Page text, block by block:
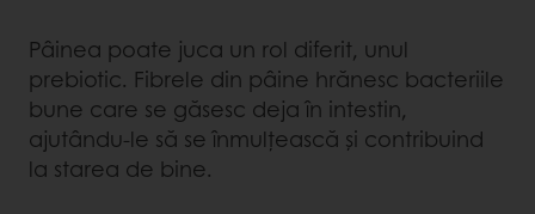
Pâinea poate juca un rol diferit, unul
prebiotic. Fibrele din pâine hrănesc bacteriile
bune care se găsesc deja în intestin,
ajutându-le să se înmulțească și contribuind
la starea de bine.